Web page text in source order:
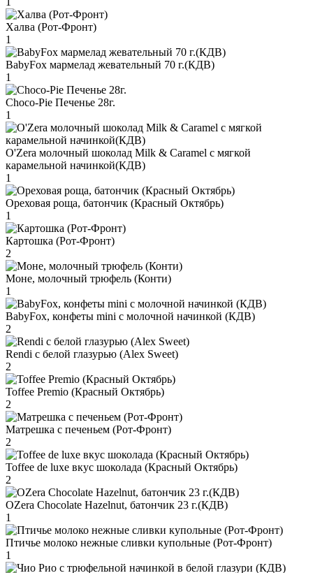
Халва (Рот-Фронт)
1
BabyFox мармелад жевательный 70 г.(КДВ)
1
Choco-Pie Печенье 28г.
1
O'Zera молочный шоколад Milk & Caramel с мягкой
карамельной начинкой(КДВ)
1
Ореховая роща, батончик (Красный Октябрь)
1
Картошка (Рот-Фронт)
2
Моне, молочный трюфель (Конти)
1
BabyFox, конфеты mini c молочной начинкой (КДВ)
2
Rendi с белой глазурью (Alex Sweet)
2
Toffee Premio (Красный Октябрь)
2
Матрешка с печеньем (Рот-Фронт)
2
Toffee de luxe вкус шоколада (Красный Октябрь)
2
OZera Chocolate Hazelnut, батончик 23 г.(КДВ)
1
Птичье молоко нежные сливки купольные (Рот-Фронт)
1